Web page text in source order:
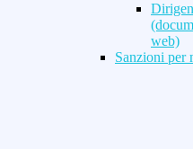
web)
Sanzioni per